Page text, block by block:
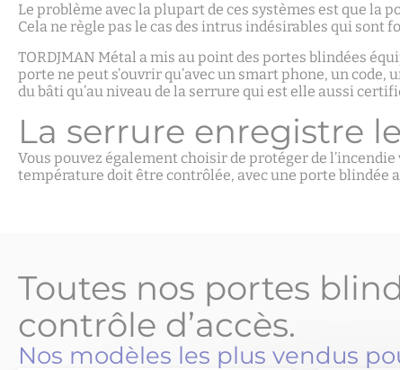
Le problème avec la plupart de ces systèmes est que la
Cela ne règle pas le cas des intrus indésirables qui sont
TORDJMAN Métal a mis au point des portes blindées
porte ne peut s’ouvrir qu’avec un smart phone, un
du bâti qu’au niveau de la serrure qui est elle aussi
La serrure enregistre
Vous pouvez également choisir de protéger de
température doit être contrôlée, avec une porte blindée
Toutes nos portes
contrôle d’accès.
Nos modèles les plus vendus